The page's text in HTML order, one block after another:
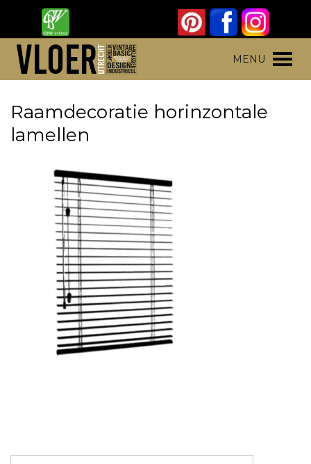
content
MENU
Raamdecoratie horinzontale
lamellen